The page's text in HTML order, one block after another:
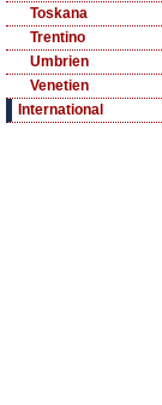
Toskana
Trentino
Umbrien
Venetien
International